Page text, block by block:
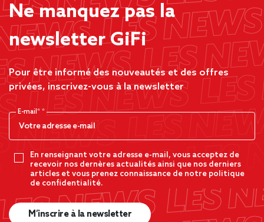
Ne manquez pas la
newsletter GiFi
Pour être informé des nouveautés et des offres
privées, inscrivez-vous à la newsletter
E-mail*
En renseignant votre adresse e-mail, vous acceptez de
recevoir nos dernères actualités ainsi que nos derniers
articles et vous prenez connaissance de notre politique
de confidentialité.
M’inscrire à la newsletter